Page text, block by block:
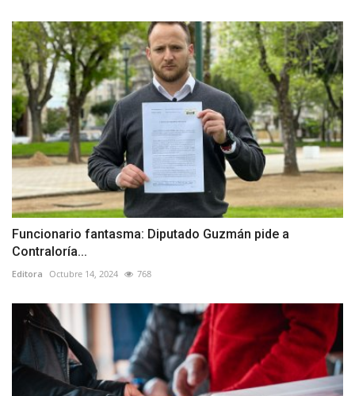
Funcionario fantasma: Diputado Guzmán pide a
Contraloría...
Editora Octubre 14, 2024 768